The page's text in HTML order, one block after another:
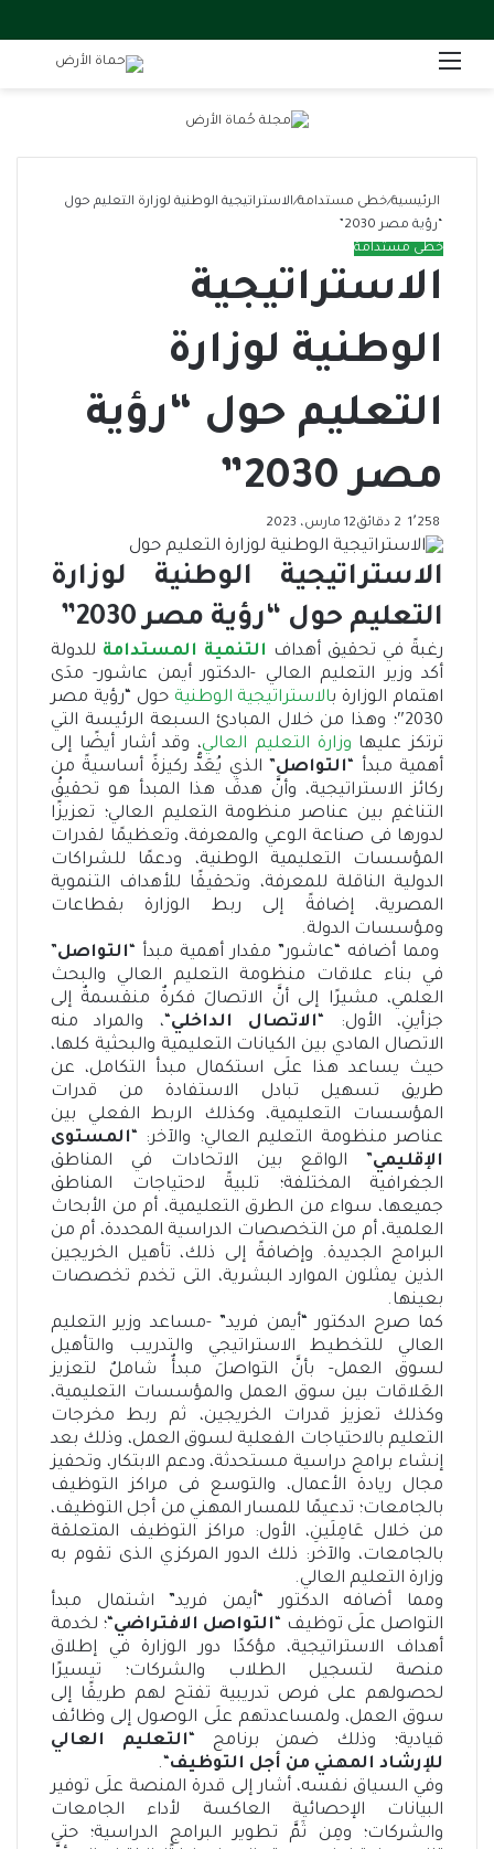
الرئيسية/خطى مستدامة/الاستراتيجية الوطنية لوزارة التعليم حول
“رؤية مصر 2030”
خطى مستدامة
الاستراتيجية
الوطنية لوزارة
التعليم حول “رؤية
مصر 2030”
12 مارس، 2023
الاستراتيجية الوطنية لوزارة
التعليم حول “رؤية مصر 2030”
رغبةً في تحقيق أهداف التنمية المستدامة للدولة
أكد وزير التعليم العالي -الدكتور أيمن عاشور- مدَى
اهتمام الوزارة بالاستراتيجية الوطنية حول “رؤية مصر
2030″؛ وهذا من خلال المبادئ السبعة الرئيسة التي
ترتكز عليها وزارة التعليم العالي، وقد أشار أيضًا إلى
أهمية مبدأ “
التواصل” الذي يُعَدُّ ركيزةً أساسيةً من
ركائز الاستراتيجية، وأنَّ هدفَ هذا المبدأ هو تحقيقُ
التناغمِ بين عناصر منظومة التعليم العالي؛ تعزيزًا
لدورها فى صناعة الوعي والمعرفة، وتعظيمًا لقدرات
المؤسسات التعليمية الوطنية، ودعمًا للشراكات
الدولية الناقلة للمعرفة، وتحقيقًا للأهداف التنموية
المصرية، إضافةً إلى ربط الوزارة بقطاعات
ومؤسسات الدولة.
ومما أضافه “عاشور” مقدار أهمية مبدأ “
التواصل”
في بناء علاقات منظومة التعليم العالي والبحث
العلمي، مشيرًا إلى أنَّ الاتصالَ فكرةٌ منقسمةٌ إلى
جزأينِ، الأول: “
الاتصال الداخلي “، والمراد منه
الاتصال المادي بين الكيانات التعليمية والبحثية كلها،
حيث يساعد هذا علَى استكمال مبدأ التكامل، عن
طريق تسهيل تبادل الاستفادة من قدرات
المؤسسات التعليمية، وكذلك الربط الفعلي بين
عناصر منظومة التعليم العالي؛ والآخر: “
المستوى
الإقليمي” الواقع بين الاتحادات في المناطق
الجغرافية المختلفة؛ تلبيةً لاحتياجات المناطق
جميعها، سواء من الطرق التعليمية، أم من الأبحاث
العلمية، أم من التخصصات الدراسية المحددة، أم من
البرامج الجديدة. وإضافةً إلى ذلك، تأهيل الخريجين
الذين يمثلون الموارد البشرية، التى تخدم تخصصات
بعينها.
كما صرح الدكتور “أيمن فريد” -مساعد وزير التعليم
العالي للتخطيط الاستراتيجي والتدريب والتأهيل
لسوق العمل- بأنَّ التواصلَ مبدأٌ شاملٌ لتعزيز
العَلاقات بين سوق العمل والمؤسسات التعليمية،
وكذلك تعزيز قدرات الخريجين، ثم ربط مخرجات
التعليم بالاحتياجات الفعلية لسوق العمل، وذلك بعد
إنشاء برامج دراسية مستحدثة، ودعم الابتكار، وتحفيز
مجال ريادة الأعمال، والتوسع فى مراكز التوظيف
بالجامعات؛ تدعيمًا للمسار المهني من أجل التوظيف،
من خلال عَامِلَينِ، الأول: مراكز التوظيف المتعلقة
بالجامعات، والآخر: ذلك الدور المركزي الذى تقوم به
وزارة التعليم العالي.
ومما أضافه الدكتور “أيمن فريد” اشتمال مبدأ
التواصل علَى توظيف “
التواصل الافتراضي “؛ لخدمة
أهداف الاستراتيجية، مؤكدًا دور الوزارة في إطلاق
منصة لتسجيل الطلاب والشركات؛ تيسيرًا
لحصولهم على فرص تدريبية تفتح لهم طريقًا إلى
سوق العمل، ولمساعدتهم علَى الوصول إلى وظائف
قيادية؛ وذلك ضمن برنامج “
التعليم العالي
للإرشاد المهني من أجل التوظيف “.
وفي السياق نفسه، أشار إلى قدرة المنصة علَى توفير
البيانات الإحصائية العاكسة لأداء الجامعات
والشركات؛ ومِن ثَمَّ تطوير البرامج الدراسية؛ حتى